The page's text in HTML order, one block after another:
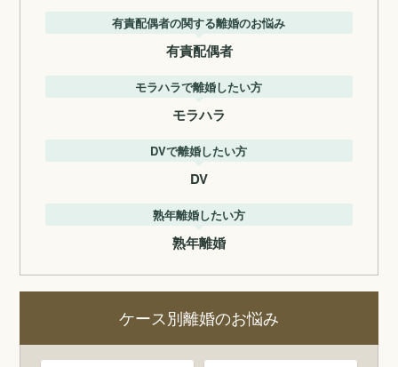
有責配偶者の関する離婚のお悩み
有責配偶者
モラハラで離婚したい方
モラハラ
DVで離婚したい方
DV
熟年離婚したい方
熟年離婚
ケース別離婚のお悩み